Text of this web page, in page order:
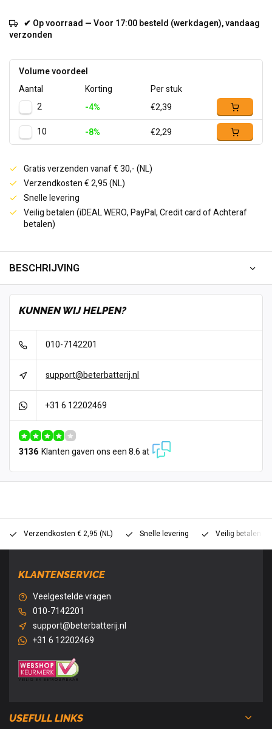
✔ Op voorraad — Voor 17:00 besteld (werkdagen), vandaag
verzonden
Volume voordeel
Aantal
Korting
Per stuk
2
-4%
€2,39
10
-8% €2,29
Gratis verzenden vanaf € 30,- (NL)
Verzendkosten € 2,95 (NL)
Snelle levering
Veilig betalen (iDEAL WERO, PayPal, Credit card of Achteraf
betalen)
BESCHRIJVING
KUNNEN WIJ HELPEN?
010-7142201
support@beterbatterij.nl
+31 6 12202469
3136 Klanten gaven ons een 8.6 at
Verzendkosten € 2,95 (NL) Snelle levering Veilig betalen
KLANTENSERVICE
Veelgestelde vragen
010-7142201
support@beterbatterij.nl
+31 6 12202469
USEFULL LINKS